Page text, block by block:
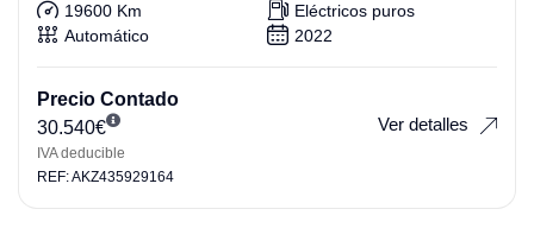
19600 Km
Eléctricos puros
Automático
2022
Precio Contado
30.540€
IVA deducible
Ver detalles
REF: AKZ435929164